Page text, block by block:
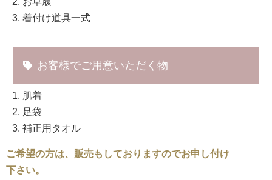
着付け道具一式
お客様でご用意いただく物
肌着
足袋
補正用タオル
ご希望の方は、販売もしておりますのでお申し付け
下さい。